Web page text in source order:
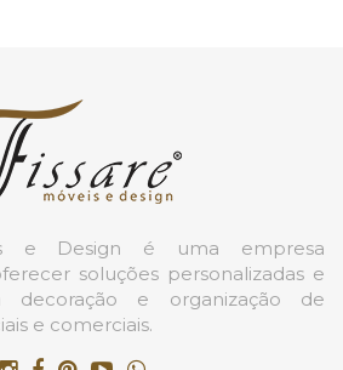
e Design é uma empresa
soluções personalizadas e
decoração e organização de
e comerciais.